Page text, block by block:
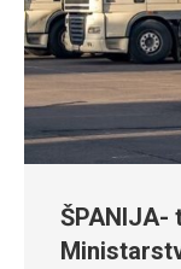
ŠPANIJA-